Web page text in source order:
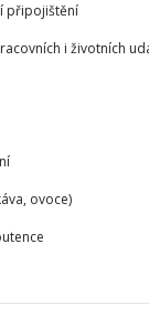
připojištění
i životních
ovoce)